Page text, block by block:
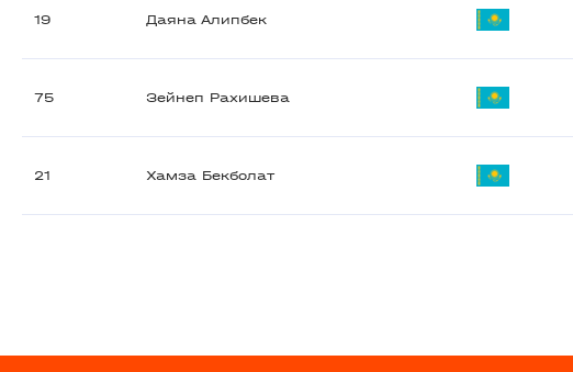
19 Даяна Алипбек
75 Зейнеп Рахишева
21 Хамза Бекболат